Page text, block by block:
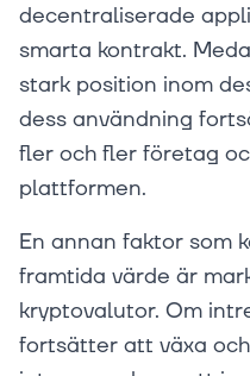
decentraliserade
smarta kontrakt.
stark position inom
dess användning
fler och fler företag
plattformen.
En annan faktor som
framtida värde är
kryptovalutor. Om
fortsätter att växa